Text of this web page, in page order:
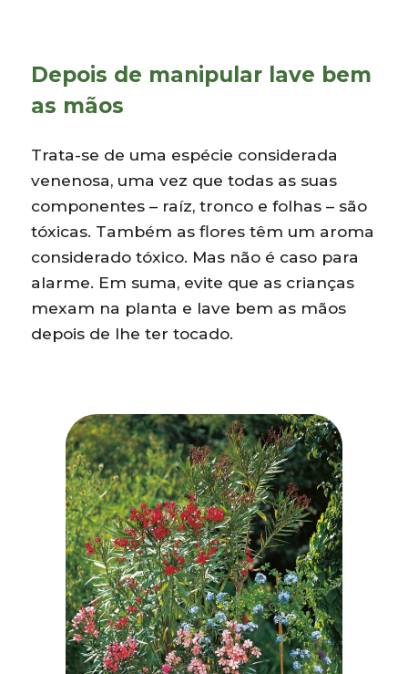
Depois de manipular lave bem
as mãos
Trata-se de uma espécie considerada
venenosa, uma vez que todas as suas
componentes – raíz, tronco e folhas – são
tóxicas. Também as flores têm um aroma
considerado tóxico. Mas não é caso para
alarme. Em suma, evite que as crianças
mexam na planta e lave bem as mãos
depois de lhe ter tocado.